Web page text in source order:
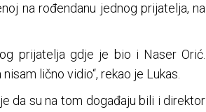
na rođendanu jednog prijatelja, na
prijatelja gdje je bio i Naser Orić.
lično vidio“, rekao je Lukas.
da su na tom događaju bili i direktor